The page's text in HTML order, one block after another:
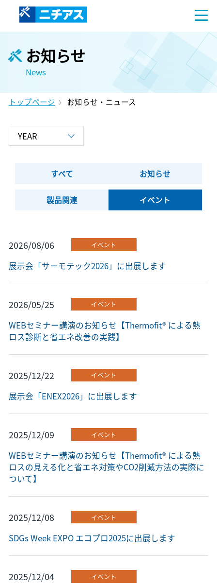
お知らせ
News
トップページ お知らせ・ニュース
すべて お知らせ
製品関連 イベント
2026/08/06 イベント
展示会「サーモテック2026」に出展します
2026/05/25 イベント
WEBセミナー講演のお知らせ【Thermofit® による熱
ロス診断と省エネ改善の実践】
2025/12/22 イベント
展示会「ENEX2026」に出展します
2025/12/09 イベント
WEBセミナー講演のお知らせ【Thermofit® による熱
ロスの見える化と省エネ対策やCO2削減方法の実際に
ついて】
2025/12/08 イベント
SDGs Week EXPO エコプロ2025に出展します
2025/12/04 イベント